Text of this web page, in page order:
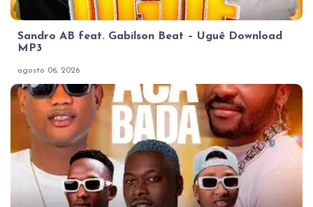
Sandro AB feat. Gabilson Beat – Uguê Download
MP3
agosto 06, 2026